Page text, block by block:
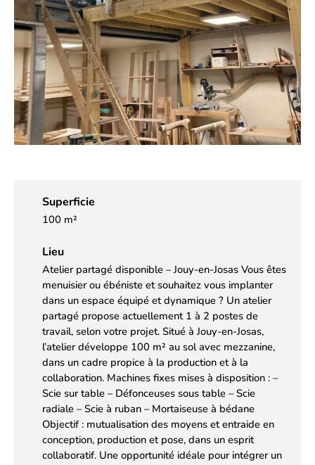
Superficie
100 m²
Lieu
Atelier partagé disponible – Jouy-en-Josas Vous êtes
menuisier ou ébéniste et souhaitez vous implanter
dans un espace équipé et dynamique ? Un atelier
partagé propose actuellement 1 à 2 postes de
travail, selon votre projet. Situé à Jouy-en-Josas,
l’atelier développe 100 m² au sol avec mezzanine,
dans un cadre propice à la production et à la
collaboration. Machines fixes mises à disposition : –
Scie sur table – Défonceuses sous table – Scie
radiale – Scie à ruban – Mortaiseuse à bédane
Objectif : mutualisation des moyens et entraide en
conception, production et pose, dans un esprit
collaboratif. Une opportunité idéale pour intégrer un